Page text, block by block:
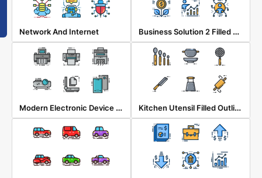
Network And Internet Business Solution 2 Filled Outline
Modern Electronic Device Filled Outline Kitchen Utensil Filled Outline